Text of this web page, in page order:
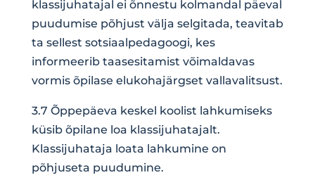
klassijuhatajal ei õnnestu kolmandal päeval
puudumise põhjust välja selgitada, teavitab
ta sellest sotsiaalpedagoogi, kes
informeerib taasesitamist võimaldavas
vormis õpilase elukohajärgset vallavalitsust.
3.7 Õppepäeva keskel koolist lahkumiseks
küsib õpilane loa klassijuhatajalt.
Klassijuhataja loata lahkumine on
põhjuseta puudumine.